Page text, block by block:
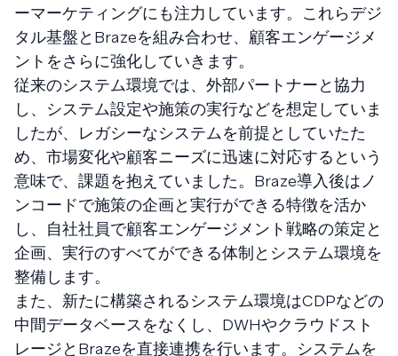
ーマーケティングにも注力しています。これらデジ
タル基盤とBrazeを組み合わせ、顧客エンゲージメ
ントをさらに強化していきます。
従来のシステム環境では、外部パートナーと協力
し、システム設定や施策の実行などを想定していま
したが、レガシーなシステムを前提としていたた
め、市場変化や顧客ニーズに迅速に対応するという
意味で、課題を抱えていました。Braze導入後はノ
ンコードで施策の企画と実行ができる特徴を活か
し、自社社員で顧客エンゲージメント戦略の策定と
企画、実行のすべてができる体制とシステム環境を
整備します。
また、新たに構築されるシステム環境はCDPなどの
中間データベースをなくし、DWHやクラウドスト
レージとBrazeを直接連携を行います。システムを